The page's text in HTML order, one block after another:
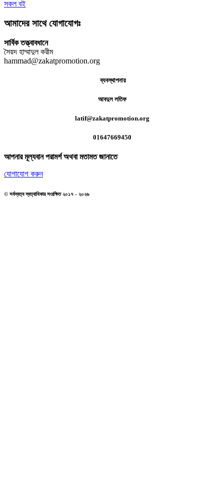
সকল বই
আমাদের সাথে যোগাযোগঃ
সার্বিক তত্ত্বাবধানে
সৈয়দ হাম্মাদুল করীম
hammad@zakatpromotion.org
ব্যবস্থাপনায়
আবদুল লতিফ
latif@zakatpromotion.org
01647669450
আপনার মূল্যবান পরামর্শ অথবা মতামত জানাতে
যোগাযোগ করুন
© সর্বস্বত্ব স্বত্বাধিকার সংরক্ষিত ২০১৭ - ২০২৬